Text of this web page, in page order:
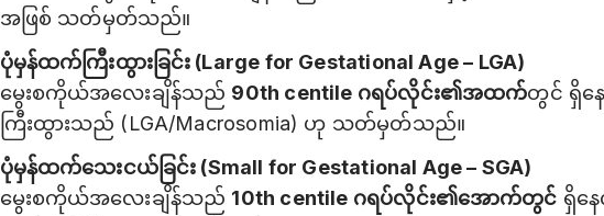
အဖြစ် သတ်မှတ်သည်။
ပုံမှန်ထက်ကြီးထွားခြင်း (Large for Gestational Age – LGA)
မွေးစကိုယ်အလေးချိန်သည် 90th centile ဂရပ်လိုင်း၏အထက်တွင် ရှိန
ကြီးထွားသည် (LGA/Macrosomia) ဟု သတ်မှတ်သည်။
ပုံမှန်ထက်သေးငယ်ခြင်း (Small for Gestational Age – SGA)
မွေးစကိုယ်အလေးချိန်သည် 10th centile ဂရပ်လိုင်း၏အောက်တွင် ရှိန